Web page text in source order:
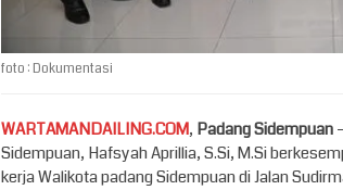
foto : Dokumentasi
WARTAMANDAILING.COM, Padang Sidempuan
Sidempuan, Hafsyah Aprillia, S.Si, M.Si
kerja Walikota padang Sidempuan di Jalan